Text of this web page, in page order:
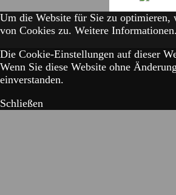
Um die Website für Sie zu optimieren,
von Cookies zu. Weitere Informationen.
Die Cookie-Einstellungen auf dieser
Wenn Sie diese Website ohne
einverstanden.
Schließen